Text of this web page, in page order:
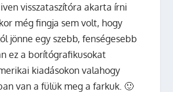
visszataszítóra akarta írni
még fingja sem volt, hogy
jönne egy szebb, fenségesebb
ez a borítógrafikusokat
kiadásokon valahogy
van a fülük meg a farkuk. 🙂